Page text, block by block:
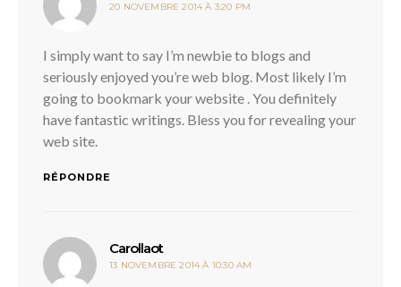
20 NOVEMBRE 2014 À 3:20 PM
I simply want to say I’m newbie to blogs and
seriously enjoyed you’re web blog. Most likely I’m
going to bookmark your website . You definitely
have fantastic writings. Bless you for revealing your
web site.
RÉPONDRE
Carollaotdit :
13 NOVEMBRE 2014 À 10:30 AM